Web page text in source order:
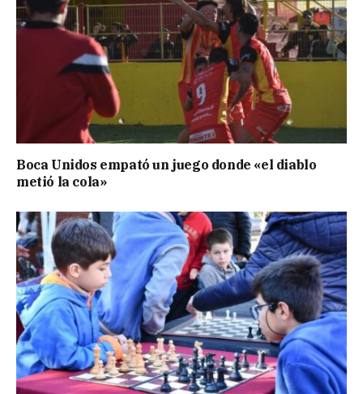
Boca Unidos empató un juego donde «el diablo
metió la cola»